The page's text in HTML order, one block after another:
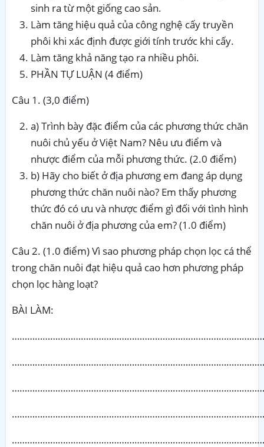
sinh ra từ một giống cao sản.
Làm tăng hiệu quả của công nghệ cấy truyền
phôi khi xác định được giới tính trước khi cấy.
Làm tăng khả năng tạo ra nhiều phôi.
PHẦN TỰ LUẬN (4 điểm)
Câu 1. (3,0 điểm)
a) Trình bày đặc điểm của các phương thức chăn
nuôi chủ yếu ở Việt Nam? Nêu ưu điểm và
nhược điểm của mỗi phương thức. (2.0 điểm)
b) Hãy cho biết ở địa phương em đang áp dụng
phương thức chăn nuôi nào? Em thấy phương
thức đó có ưu và nhược điểm gì đối với tình hình
chăn nuôi ở địa phương của em? (1.0 điểm)
Câu 2. (1.0 điểm) Vì sao phương pháp chọn lọc cá thể
trong chăn nuôi đạt hiệu quả cao hơn phương pháp
chọn lọc hàng loạt?
BÀI LÀM:
………………………………………………………………………………………
………………………………………………………………………………………
………………………………………………………………………………………
………………………………………………………………………………………